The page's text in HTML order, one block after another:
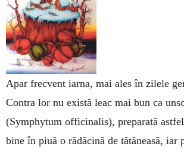
Apar frecvent iarna, mai ales în zilele
Contra lor nu există leac mai bun ca
(Symphy­tum officinalis), preparată
bine în piuă o rădăcină de tătăneasă, iar